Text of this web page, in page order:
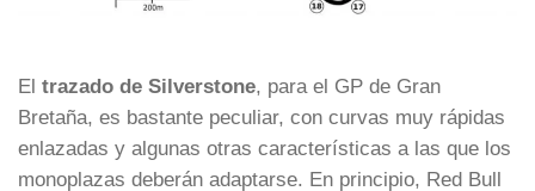
El trazado de Silverstone, para el GP de Gran
Bretaña, es bastante peculiar, con curvas muy rápidas
enlazadas y algunas otras características a las que los
monoplazas deberán adaptarse. En principio, Red Bull